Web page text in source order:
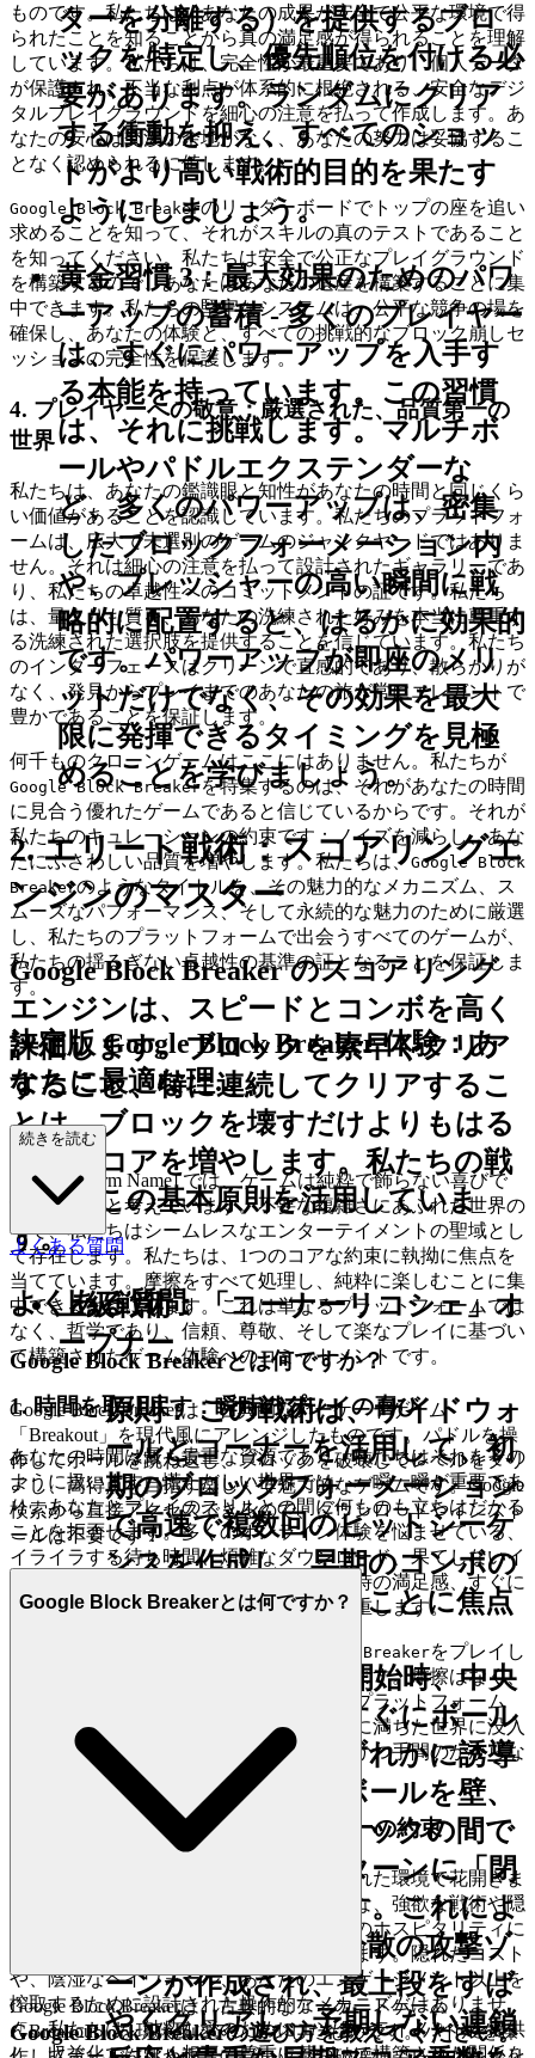
ターを分離する）を提供するブロ
ックを特定し、優先順位を付ける必
要があります。ランダムにクリア
する衝動を抑え、すべてのショッ
トがより高い戦術的目的を果たす
ようにしましょう。
黄金習慣 3：最大効果のためのパワ
ーアップの蓄積- 多くのプレイヤー
は、すぐにパワーアップを入手す
る本能を持っています。この習慣
は、それに挑戦します。マルチボ
ールやパドルエクステンダーな
ど、多くのパワーアップは、密集
したブロックフォーメーション内
や、プレッシャーの高い瞬間に戦
略的に配置すると、はるかに効果的
です。パワーアップが即座のメリ
ットだけでなく、その効果を最大
限に発揮できるタイミングを見極
めることを学びましょう。
2. エリート戦術：スコアリングエ
ンジンのマスター
Google Block Breaker のスコアリング
エンジンは、 スピードとコンボを高く
評価します。ブロックを素早くクリア
すること、特に連続してクリアするこ
とは、ブロックを壊すだけよりもはる
かにスコアを増やします。私たちの戦
術は、この基本原則を活用していま
す。
上級戦術：「コーナーリコシェ」オ
ープナー
原則：この戦術は、サイドウォ
ールとコーナーを活用して、初
期のブロックフォーメーション
で高速で複数回のヒットシーケ
ンスを作成し、早期のコンボの
可能性を最大化することに焦点
レベル開始時、中央
を狙う代わりに、すぐにボール
を最上部の角のいずれかに誘導
します。目標は、ボールを壁、
天井、最上段のブロックの間で
高速のバウンドパターンに「閉
じ込める」ことです。これによ
り、高頻度かつ低分散の攻撃ゾ
ーンが作成され、最上段をすば
やくクリアし、予期しない連鎖
ものです。私たちは、あなたの成果が安全で公平な環境で得
られたことを知ることから真の満足感が得られることを理解
しています。私たちは、完全性が最重要であり、個人データ
が保護され、不当な利点が体系的に根絶される、安全なデジ
タルプレイグラウンドを細心の注意を払って作成します。あ
なたの安心は交渉の余地がなく、あなたの努力は妥協するこ
となく認められるに値します。
Google Block Breakerのリーダーボードでトップの座を追い
求めることを知って、それがスキルの真のテストであること
を知ってください。私たちは安全で公正なプレイグラウンド
を構築するので、あなたはあなたの遺産を構築することに集
中できます。私たちの堅牢なシステムは、公平な競争の場を
確保し、あなたの体験と、すべての挑戦的なブロック崩しセ
ッションの完全性を保護します。
4. プレイヤーへの敬意：厳選された、品質第一の
世界
私たちは、あなたの鑑識眼と知性があなたの時間と同じくら
い価値があることを認識しています。私たちのプラットフォ
ームは、広大で未選別のゲームのジャンクヤードではありま
せん。それは細心の注意を払って設計されたギャラリーであ
り、私たちの卓越性へのコミットメントの証です。私たち
は、量よりも質を、あなたの洗練された好みを本当に尊重す
る洗練された選択肢を提供することを信じています。私たち
のインターフェースはクリーンで直感的であり、散らかりが
なく、発見からプレイまでのあなたの旅が常にエレガントで
豊かであることを保証します。
何千ものクローンゲームはここにはありません。私たちが
Google Block Breakerを特集するのは、それがあなたの時間
に見合う優れたゲームであると信じているからです。それが
私たちのキュレーションの約束です：ノイズを減らし、あな
たにふさわしい品質を増やします。私たちは、Google Block
Breakerのようなタイトルを、その魅力的なメカニズム、ス
ムーズなパフォーマンス、そして永続的な魅力のために厳選
し、私たちのプラットフォームで出会うすべてのゲームが、
私たちの揺るぎない卓越性の基準の証となることを保証しま
す。
決定版 Google Block Breaker 体験：あ
なたに最適な理...
由
[Your Platform Name] では、ゲームは純粋で飾らない喜びで
あるべきだと考えています。不要な複雑さにあふれた世界の
中で、私たちはシームレスなエンターテイメントの聖域とし
て存在します。私たちは、1つのコアな約束に執拗に焦点を
当てています。摩擦をすべて処理し、純粋に楽しむことに集
中できるようにします。これは単なるプラットフォームでは
なく、哲学であり、信頼、尊敬、そして楽なプレイに基づい
て構築されたゲーム体験へのコミットメントです。
1. 時間を取り戻す：瞬時のプレイの喜び
あなたの時間は最も貴重な資源であり、私たちはそれをその
ように扱います。慌ただしい世界では、一瞬一瞬が重要であ
り、あなたとプレイのスリルとの間に何ものも立ちはだかる
ことを拒否します。多くのオンライン体験を悩ませている、
イライラする待ち時間、煩雑なダウンロード、果てしないイ
ンストールを排除します。私たちは、即時の満足感、すぐに
楽しめることを求めるあなたの願望を尊重します。
Google Block Breakerをプレイし
たいとき、あなたは数秒でゲームに入ります。摩擦はなく、
純粋で即時の楽しさだけです。私たちのプラットフォーム
は、ワンクリックでブロック崩しの活気に満ちた世界に没入
できることを保証します。これは、即時かつ手間のかからな
いアクセスへの私たちの献身の証です。
2. 正直な楽しさ：ゼロプレッシャーの約束
真の喜びは、不安や他の動機から解放された環境で花開きま
す。私たちは、他の場所で見られるような、強欲な戦術や隠
された意図からかけ離れた、透明性と真のホスピタリティに
基づいて構築されたゲーム体験を提供します。隠れたコスト
や、陰湿なペイウォール、あなたのエンゲージメント以上を
搾取するために設計された操作的なメカニズムはありませ
ん。私たちは、純粋な愛のためにエンターテイメントを提供
し、収益化ではなく相互の尊重に基づいて構築された関係を
続きを読む
よくある質問
よくある質問
Google Block Breakerとは何ですか？
Google Block Breakerは、古典的なアーケードゲーム
「Breakout」を現代風にアレンジしたものです。パドルを操
作してボールを跳ね返し、ブロックを破壊してレベルをクリ
アし、高得点を目指す楽しくて魅力的なゲームです。Google
検索から直接アクセスできるので、ダウンロードやインスト
ールは不要です！
Google Block Breakerとは何ですか？
Google Block Breakerは、古典的なアーケードゲーム
「Breakout」を現代風にアレンジしたものです。パドルを操
Google Block Breakerの遊び方を教えてください。